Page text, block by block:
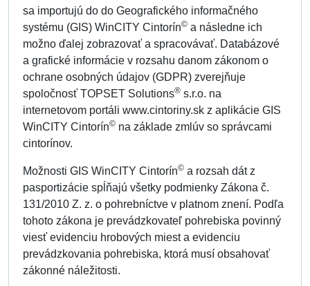
sa importujú do do Geografického informačného
systému (GIS) WinCITY Cintorín© a následne ich
možno ďalej zobrazovať a spracovávať. Databázové
a grafické informácie v rozsahu danom zákonom o
ochrane osobných údajov (GDPR) zverejňuje
spoločnosť TOPSET Solutions® s.r.o. na
internetovom portáli www.cintoriny.sk z aplikácie GIS
WinCITY Cintorín© na základe zmlúv so správcami
cintorínov.
Možnosti GIS WinCITY Cintorín© a rozsah dát z
pasportizácie spĺňajú všetky podmienky Zákona č.
131/2010 Z. z. o pohrebníctve v platnom znení. Podľa
tohoto zákona je prevádzkovateľ pohrebiska povinný
viesť evidenciu hrobových miest a evidenciu
prevádzkovania pohrebiska, ktorá musí obsahovať
zákonné náležitosti.